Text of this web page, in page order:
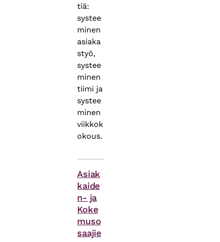
tiä:
systee
minen
asiaka
styö,
systee
minen
tiimi ja
systee
minen
viikkok
okous.
Asiak
kaide
n- ja
Koke
muso
saajie